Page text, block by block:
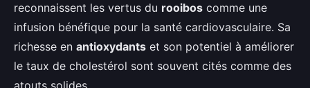
reconnaissent les vertus du rooibos comme une
infusion bénéfique pour la santé cardiovasculaire. Sa
richesse en antioxydants et son potentiel à améliorer
le taux de cholestérol sont souvent cités comme des
atouts solides.